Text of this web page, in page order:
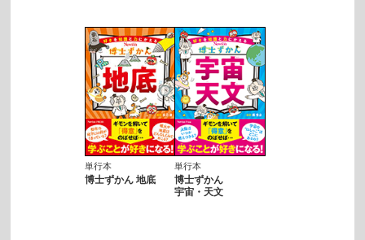
単行本
博士ずかん 地底
単行本
博士ずかん
宇宙・天文